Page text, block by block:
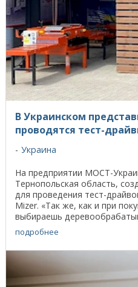
В Украинском
проводятся тест-
Украина
На предприятии МОСТ-
Тернопольская область,
для проведения тест-
Mizer. «Так же, как и при
выбираешь
достаточно важно ...
подробнее